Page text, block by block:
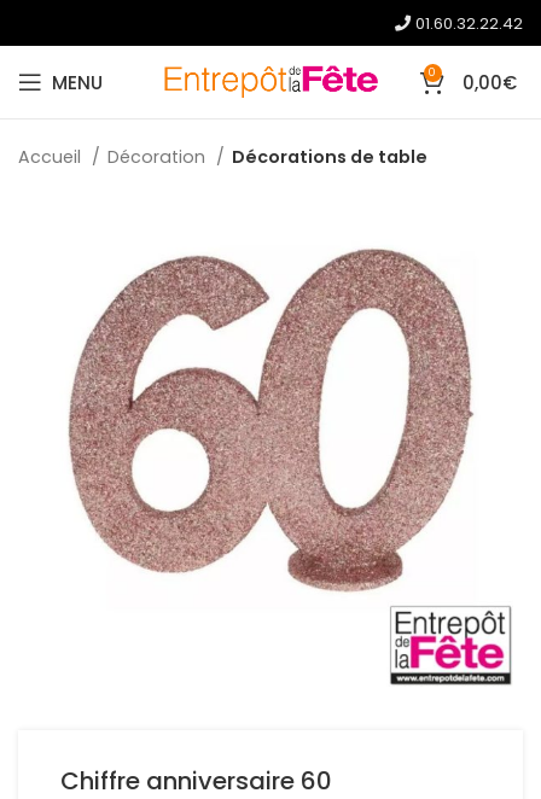
01.60.32.22.42
MENU 0 0,00€
Accueil Décoration Décorations de table
Chiffre anniversaire 60